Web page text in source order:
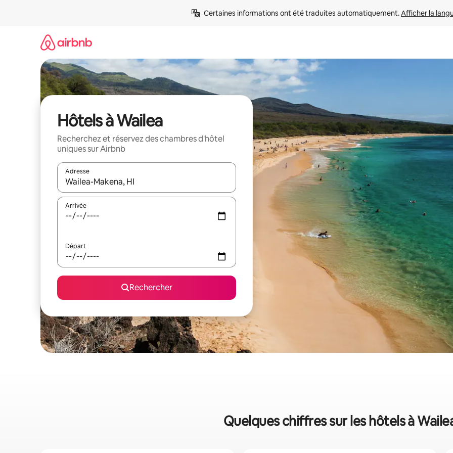
Certaines informations ont été traduites automatiquement. Afficher la
Hôtels à Wailea
Recherchez et réservez des chambres d'hôtel
uniques sur Airbnb
Adresse
Lorsque les résultats s'affichent, utilisez les flèches vers le haut et vers le bas pour les parcourir ou en appuyant et en
Arrivée
Départ
Rechercher
Quelques chiffres sur les hôtels à